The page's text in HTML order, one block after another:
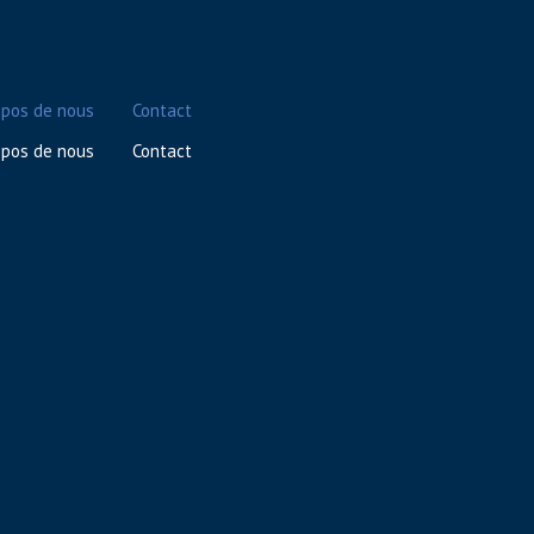
de nous
de nous
Contact
Contact